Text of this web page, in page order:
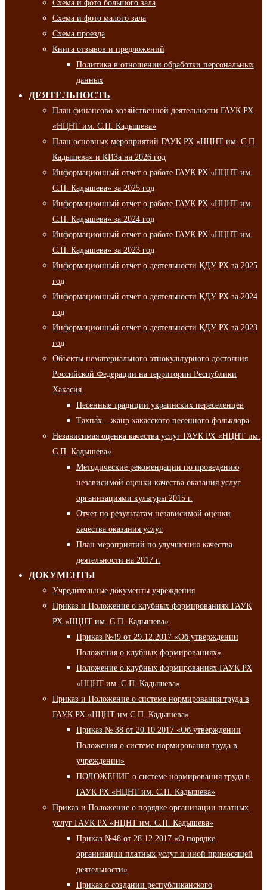
Схема и фото большого зала
Схема и фото малого зала
Схема проезда
Книга отзывов и предложений
Политика в отношении обработки персональных
данных
ДЕЯТЕЛЬНОСТЬ
План финансово-хозяйственной деятельности ГАУК РХ
«НЦНТ им. С.П. Кадышева»
План основных мероприятий ГАУК РХ «НЦНТ им. С.П.
Кадышева» и КИЗа на 2026 год
Информационный отчет о работе ГАУК РХ «НЦНТ им.
С.П. Кадышева» за 2025 год
Информационный отчет о работе ГАУК РХ «НЦНТ им.
С.П. Кадышева» за 2024 год
Информационный отчет о работе ГАУК РХ «НЦНТ им.
С.П. Кадышева» за 2023 год
Информационный отчет о деятельности КДУ РХ за 2025
год
Информационный отчет о деятельности КДУ РХ за 2024
год
Информационный отчет о деятельности КДУ РХ за 2023
год
Объекты нематериального этнокультурного достояния
Российской Федерации на территории Республики
Хакасия
Песенные традиции украинских переселенцев
Тахпа́х – жанр хакасского песенного фольклора
Независимая оценка качества услуг ГАУК РХ «НЦНТ им.
С.П. Кадышева»
Методические рекомендации по проведению
независимой оценки качества оказания услуг
организациями культуры 2015 г.
Отчет по результатам независимой оценки
качества оказания услуг
План мероприятий по улучшению качества
деятельности на 2017 г.
ДОКУМЕНТЫ
Учредительные документы учреждения
Приказ и Положение о клубных формированиях ГАУК
РХ «НЦНТ им. С.П. Кадышева»
Приказ №49 от 29.12.2017 «Об утверждении
Положения о клубных формированиях»
Положение о клубных формированиях ГАУК РХ
«НЦНТ им. С.П. Кадышева»
Приказ и Положение о системе нормирования труда в
ГАУК РХ «НЦНТ им.С.П. Кадышева»
Приказ № 38 от 20.10.2017 «Об утверждении
Положения о системе нормирования труда в
учреждении»
ПОЛОЖЕНИЕ о системе нормирования труда в
ГАУК РХ «НЦНТ им. С.П. Кадышева»
Приказ и Положение о порядке организации платных
услуг ГАУК РХ «НЦНТ им. С.П. Кадышева»
Приказ №48 от 28.12.2017 «О порядке
организации платных услуг и иной приносящей
деятельности»
Приказ о создании республиканского